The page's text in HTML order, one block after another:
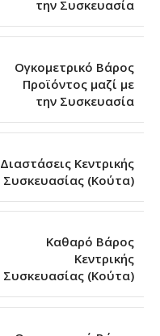
την Συσκευασία
Ογκομετρικό Βάρος
Προϊόντος μαζί με
την Συσκευασία
Διαστάσεις Κεντρικής
Συσκευασίας (Κούτα)
Καθαρό Βάρος
Κεντρικής
Συσκευασίας (Κούτα)